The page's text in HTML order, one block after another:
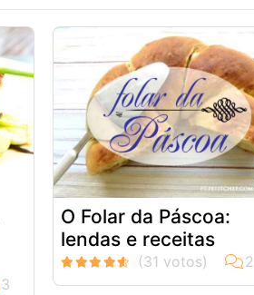
O Folar da Páscoa:
lendas e receitas